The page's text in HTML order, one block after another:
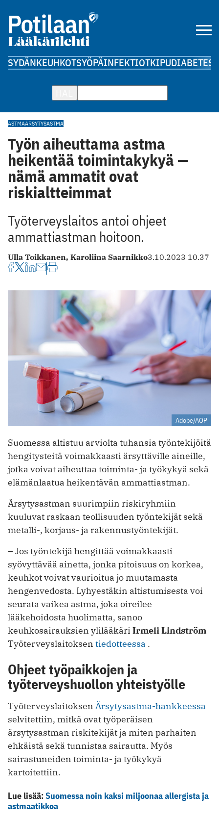
SYDÄNKEUHKOTSYÖPÄINFEKTIOTKIPUDIABETES
ASTMAÄRSYTYSASTMA
Työn aiheuttama astma
heikentää toimintakykyä —
nämä ammatit ovat
riskialtteimmat
Työterveyslaitos antoi ohjeet
ammattiastman hoitoon.
Ulla Toikkanen, Karoliina Saarnikko3.10.2023 10.37
Adobe/AOP
Suomessa altistuu arviolta tuhansia työntekijöitä
hengitysteitä voimakkaasti ärsyttäville aineille,
jotka voivat aiheuttaa toiminta- ja työkykyä sekä
elämänlaatua heikentävän ammattiastman.
Ärsytysastman suurimpiin riskiryhmiin
kuuluvat raskaan teollisuuden työntekijät sekä
metalli-, korjaus- ja rakennustyöntekijät.
– Jos työntekijä hengittää voimakkaasti
syövyttävää ainetta, jonka pitoisuus on korkea,
keuhkot voivat vaurioitua jo muutamasta
hengenvedosta. Lyhyestäkin altistumisesta voi
seurata vaikea astma, joka oireilee
lääkehoidosta huolimatta, sanoo
keuhkosairauksien ylilääkäri Irmeli Lindström
Työterveyslaitoksen tiedotteessa .
Ohjeet työpaikkojen ja
työterveyshuollon yhteistyölle
Työterveyslaitoksen Ärsytysastma-hankkeessa
selvitettiin, mitkä ovat työperäisen
ärsytysastman riskitekijät ja miten parhaiten
ehkäistä sekä tunnistaa sairautta. Myös
sairastuneiden toiminta- ja työkykyä
kartoitettiin.
Lue lisää:Suomessa noin kaksi miljoonaa allergista ja
astmaatikkoa